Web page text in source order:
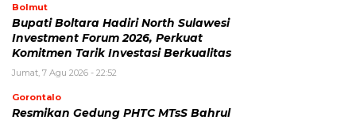
Bolmut
Bupati Boltara Hadiri North Sulawesi
Investment Forum 2026, Perkuat
Komitmen Tarik Investasi Berkualitas
Jumat, 7 Agu 2026 - 22:52
Gorontalo
Resmikan Gedung PHTC MTsS Bahrul